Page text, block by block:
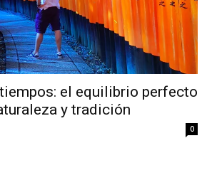
My
el equilibrio perfecto
y tradición
0